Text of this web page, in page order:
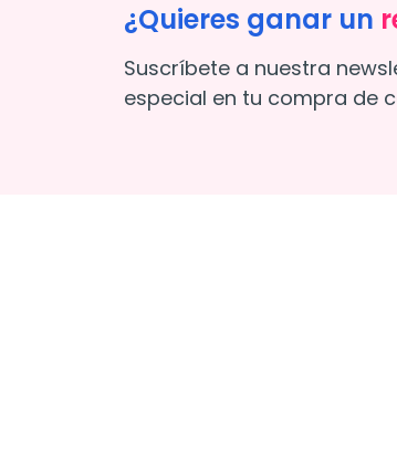
¿Quieres ganar un
Suscríbete a nuestra
especial en tu compra de